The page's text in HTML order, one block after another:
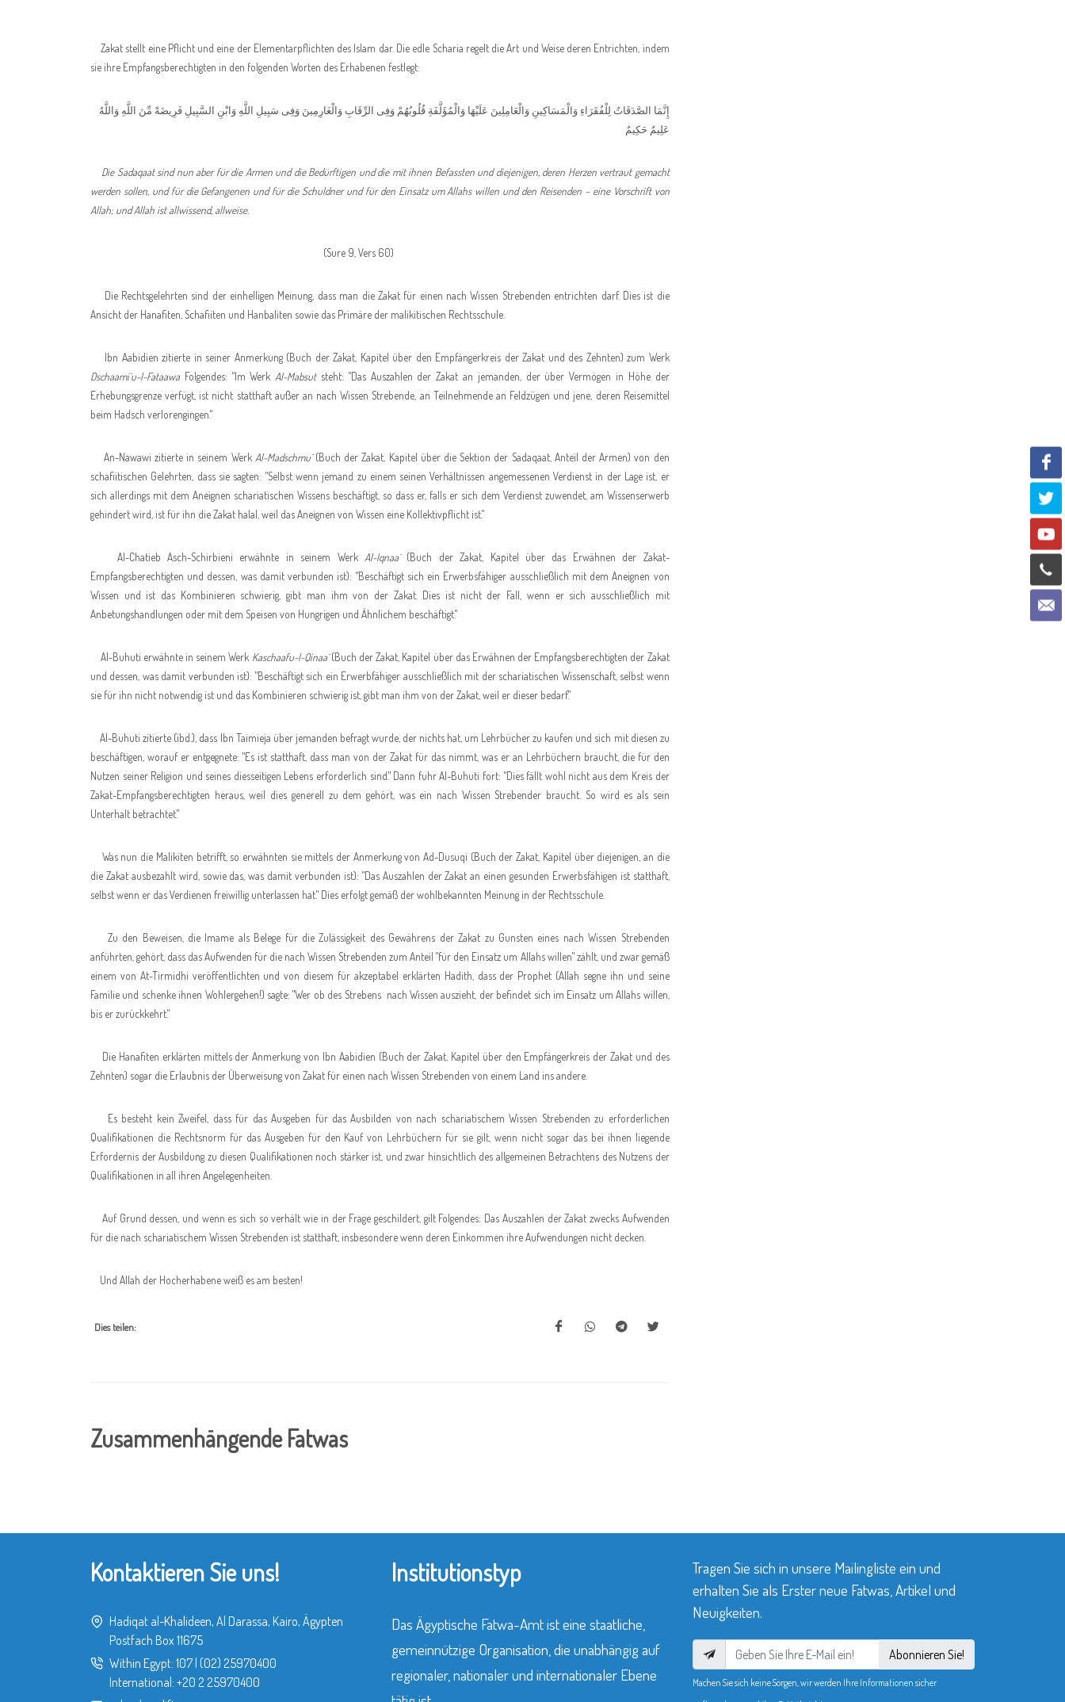
Zakat stellt eine Pflicht und eine der Elementarpflichten des Islam dar. Die edle Scharia regelt die Art und Weise deren Entrichten, indem
sie ihre Empfangsberechtigten in den folgenden Worten des Erhabenen festlegt:
إِنَّمَا الصَّدَقَاتُ لِلْفُقَرَاءِ وَالْمَسَاكِينِ وَالْعَامِلِينَ عَلَيْهَا وَالْمُؤَلَّفَةِ قُلُوبُهُمْ وَفِى الرِّقَابِ وَالْغَارِمِينَ وَفِى سَبِيلِ اللَّهِ وَابْنِ السَّبِيلِ فَرِيضَةً مِّنَ اللَّهِ وَاللَّهُ
عَلِيمٌ حَكِيمٌ
Die Sadaqaat sind nun aber für die Armen und die Bedürftigen und die mit ihnen Befassten und diejenigen, deren Herzen vertraut gemacht
werden sollen, und für die Gefangenen und für die Schuldner und für den Einsatz um Allahs willen und den Reisenden – eine Vorschrift von
Allah; und Allah ist allwissend, allweise.
(Sure 9, Vers 60)
Die Rechtsgelehrten sind der einhelligen Meinung, dass man die Zakat für einen nach Wissen Strebenden entrichten darf. Dies ist die
Ansicht der Hanafiten, Schafiiten und Hanbaliten sowie das Primäre der malikitischen Rechtsschule.
Ibn Aabidien zitierte in seiner Anmerkung (Buch der Zakat, Kapitel über den Empfängerkreis der Zakat und des Zehnten) zum Werk
Dschaami´u-l-Fataawa Folgendes: "Im Werk Al-Mabsutsteht: "Das Auszahlen der Zakat an jemanden, der über Vermögen in Höhe der
Erhebungsgrenze verfügt, ist nicht statthaft außer an nach Wissen Strebende, an Teilnehmende an Feldzügen und jene, deren Reisemittel
beim Hadsch verlorengingen."
An-Nawawi zitierte in seinem Werk Al-Madschmu´(Buch der Zakat, Kapitel über die Sektion der Sadaqaat, Anteil der Armen) von den
schafiitischen Gelehrten, dass sie sagten: "Selbst wenn jemand zu einem seinen Verhältnissen angemessenen Verdienst in der Lage ist, er
sich allerdings mit dem Aneignen schariatischen Wissens beschäftigt, so dass er, falls er sich dem Verdienst zuwendet, am Wissenserwerb
gehindert wird, ist für ihn die Zakat halal, weil das Aneignen von Wissen eine Kollektivpflicht ist."
Al-Chatieb Asch-Schirbieni erwähnte in seinem Werk Al-Iqnaa´(Buch der Zakat, Kapitel über das Erwähnen der Zakat-
Empfangsberechtigten und dessen, was damit verbunden ist): "Beschäftigt sich ein Erwerbsfähiger ausschließlich mit dem Aneignen von
Wissen und ist das Kombinieren schwierig, gibt man ihm von der Zakat. Dies ist nicht der Fall, wenn er sich ausschließlich mit
Anbetungshandlungen oder mit dem Speisen von Hungrigen und Ähnlichem beschäftigt."
Al-Buhuti erwähnte in seinem Werk Kaschaafu-l-Qinaa´(Buch der Zakat, Kapitel über das Erwähnen der Empfangsberechtigten der Zakat
und dessen, was damit verbunden ist): "Beschäftigt sich ein Erwerbfähiger ausschließlich mit der schariatischen Wissenschaft, selbst wenn
sie für ihn nicht notwendig ist und das Kombinieren schwierig ist, gibt man ihm von der Zakat, weil er dieser bedarf."
Al-Buhuti zitierte (ibd.), dass Ibn Taimieja über jemanden befragt wurde, der nichts hat, um Lehrbücher zu kaufen und sich mit diesen zu
beschäftigen, worauf er entgegnete: "Es ist statthaft, dass man von der Zakat für das nimmt, was er an Lehrbüchern braucht, die für den
Nutzen seiner Religion und seines diesseitigen Lebens erforderlich sind." Dann fuhr Al-Buhuti fort: "Dies fällt wohl nicht aus dem Kreis der
Zakat-Empfangsberechtigten heraus, weil dies generell zu dem gehört, was ein nach Wissen Strebender braucht. So wird es als sein
Unterhalt betrachtet."
Was nun die Malikiten betrifft, so erwähnten sie mittels der Anmerkung von Ad-Dusuqi (Buch der Zakat, Kapitel über diejenigen, an die
die Zakat ausbezahlt wird, sowie das, was damit verbunden ist): "Das Auszahlen der Zakat an einen gesunden Erwerbsfähigen ist statthaft,
selbst wenn er das Verdienen freiwillig unterlassen hat." Dies erfolgt gemäß der wohlbekannten Meinung in der Rechtsschule.
Zu den Beweisen, die Imame als Belege für die Zulässigkeit des Gewährens der Zakat zu Gunsten eines nach Wissen Strebenden
anführten, gehört, dass das Aufwenden für die nach Wissen Strebenden zum Anteil "für den Einsatz um Allahs willen" zählt, und zwar gemäß
einem von At-Tirmidhi veröffentlichten und von diesem für akzeptabel erklärten Hadith, dass der Prophet (Allah segne ihn und seine
Familie und schenke ihnen Wohlergehen!) sagte: "Wer ob des Strebens nach Wissen auszieht, der befindet sich im Einsatz um Allahs willen,
bis er zurückkehrt."
Die Hanafiten erklärten mittels der Anmerkung von Ibn Aabidien (Buch der Zakat, Kapitel über den Empfängerkreis der Zakat und des
Zehnten) sogar die Erlaubnis der Überweisung von Zakat für einen nach Wissen Strebenden von einem Land ins andere.
Es besteht kein Zweifel, dass für das Ausgeben für das Ausbilden von nach schariatischem Wissen Strebenden zu erforderlichen
Qualifikationen die Rechtsnorm für das Ausgeben für den Kauf von Lehrbüchern für sie gilt, wenn nicht sogar das bei ihnen liegende
Erfordernis der Ausbildung zu diesen Qualifikationen noch stärker ist, und zwar hinsichtlich des allgemeinen Betrachtens des Nutzens der
Qualifikationen in all ihren Angelegenheiten.
Auf Grund dessen, und wenn es sich so verhält wie in der Frage geschildert, gilt Folgendes: Das Auszahlen der Zakat zwecks Aufwenden
für die nach schariatischem Wissen Strebenden ist statthaft, insbesondere wenn deren Einkommen ihre Aufwendungen nicht decken.
Und Allah der Hocherhabene weiß es am besten!
Dies teilen:
Zusammenhängende Fatwas
Kontaktieren Sie uns!
Hadiqat al-Khalideen, Al Darassa, Kairo, Ägypten
Postfach Box 11675
Within Egypt: 107 (02) 25970400
International: +20 2 25970400
Institutionstyp
Das Ägyptische Fatwa-Amt ist eine staatliche,
gemeinnützige Organisation, die unabhängig auf
regionaler, nationaler und internationaler Ebene
Tragen Sie sich in unsere Mailingliste ein und
erhalten Sie als Erster neue Fatwas, Artikel und
Neuigkeiten.
Abonnieren Sie!
Machen Sie sich keine Sorgen, wir werden Ihre Informationen sicher